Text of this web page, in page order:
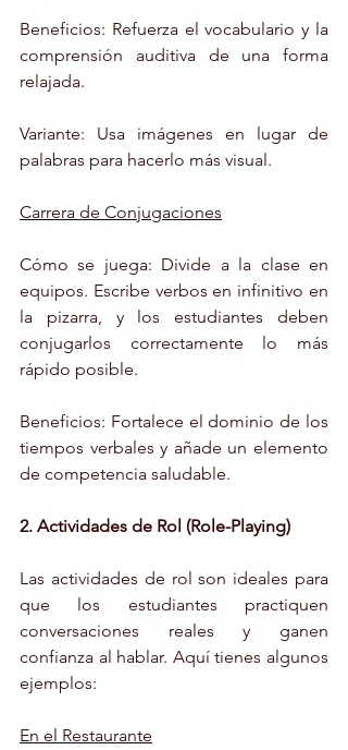
Beneficios: Refuerza el vocabulario y la
comprensión auditiva de una forma
relajada.
Variante: Usa imágenes en lugar de
palabras para hacerlo más visual.
Carrera de Conjugaciones
Cómo se juega: Divide a la clase en
equipos. Escribe verbos en infinitivo en
la pizarra, y los estudiantes deben
conjugarlos correctamente lo más
rápido posible.
Beneficios: Fortalece el dominio de los
tiempos verbales y añade un elemento
de competencia saludable.
2. Actividades de Rol (Role-Playing)
Las actividades de rol son ideales para
que los estudiantes practiquen
conversaciones reales y ganen
confianza al hablar. Aquí tienes algunos
ejemplos:
En el Restaurante